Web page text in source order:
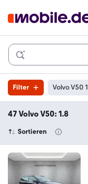
Filter Volvo V50
47 Volvo V50: 1.8
Sortieren